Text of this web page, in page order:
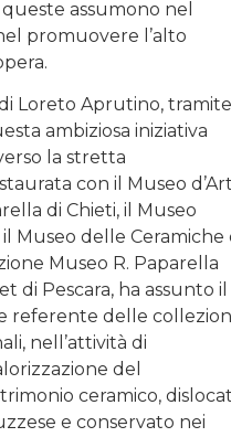
assumono nel
promuovere l’alto
Loreto Aprutino, tramite
ambiziosa iniziativa
la stretta
con il Museo
di Chieti, il Museo
Museo delle Ceramiche
Museo R. Paparella
di Pescara, ha assunto il
referente delle
nell’attività di
del
ceramico,
e conservato nei